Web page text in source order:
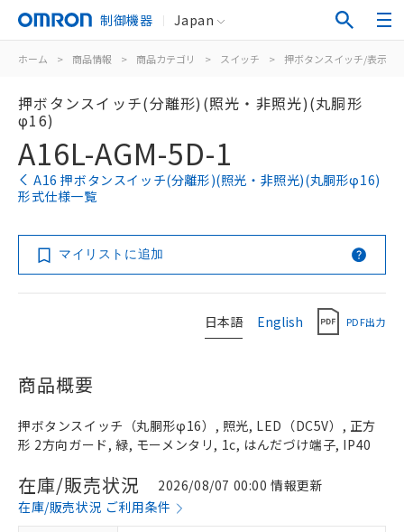
制御機器 Japan
ホーム > 商品情報 > 商品カテゴリ > スイッチ > 押ボタンスイッチ/表示灯
押ボタンスイッチ(分離形)(照光・非照光)(丸胴形
φ16)
A16L-AGM-5D-1
A16 押ボタンスイッチ(分離形)(照光・非照光)(丸胴形φ16)
形式仕様一覧
マイリストに追加
日本語 English PDF出力
商品概要
押ボタンスイッチ（丸胴形φ16）, 照光, LED（DC5V）, 正方
形 2方向ガード, 緑, モーメンタリ, 1c, はんだづけ端子, IP40
在庫/販売状況
2026/08/07 00:00 情報更新
在庫/販売状況 ご利用条件